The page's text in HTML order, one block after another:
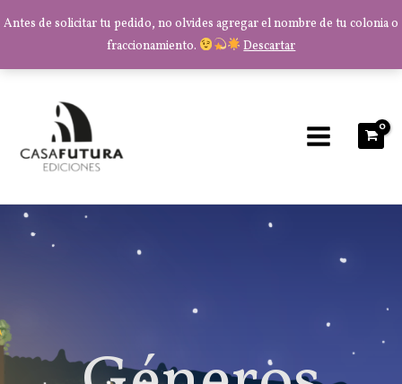
Antes de solicitar tu pedido, no olvides agregar el nombre de tu colonia o
fraccionamiento.
Descartar